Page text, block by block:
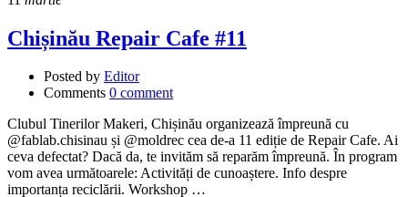
Chișinău Repair Cafe #11
Posted by Editor
Comments 0 comment
Clubul Tinerilor Makeri, Chișinău organizează împreună cu
@fablab.chisinau și @moldrec cea de-a 11 ediție de Repair Cafe. Ai
ceva defectat? Dacă da, te invităm să reparăm împreună. În program
vom avea următoarele: Activități de cunoaștere. Info despre
importanța reciclării. Workshop …